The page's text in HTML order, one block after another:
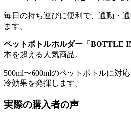
毎日の持ち運びに便利で、通勤・
ます。
ペットボトルホルダー「BOTTLE
本を超える人気商品。
500ml〜600mlのペットボトルに対
冷効果を発揮します。
実際の購入者の声